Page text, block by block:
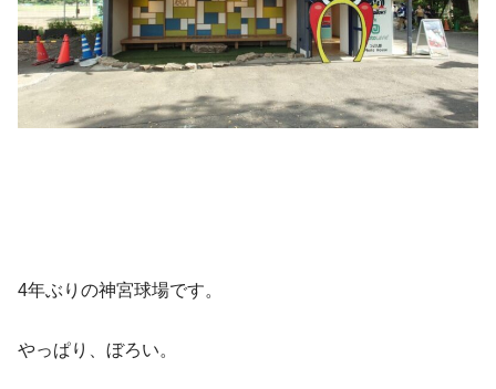
4年ぶりの神宮球場です。
やっぱり、ぼろい。